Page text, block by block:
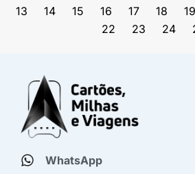
13
14 15 16 17 18 19
22 23 24
WhatsApp